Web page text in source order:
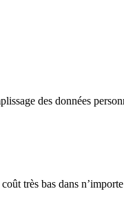
des données
très bas dans